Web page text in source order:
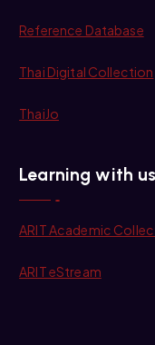
Reference Database
Thai Digital Collection
ThaiJo
Learning with us
ARIT Academic
ARIT eStream